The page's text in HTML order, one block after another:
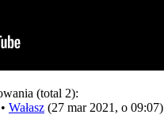
(total 2):
Wałasz (27 mar 2021, o 09:07)